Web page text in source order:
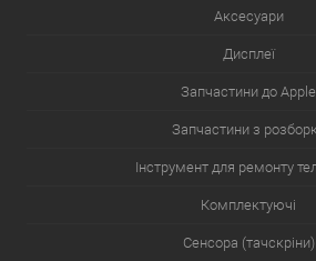
Аксесуари
Дисплеї
Запчастини до Apple
Запчастини з
Інструмент для ремонту
Комплектуючі
Сенсора (тачскріни)